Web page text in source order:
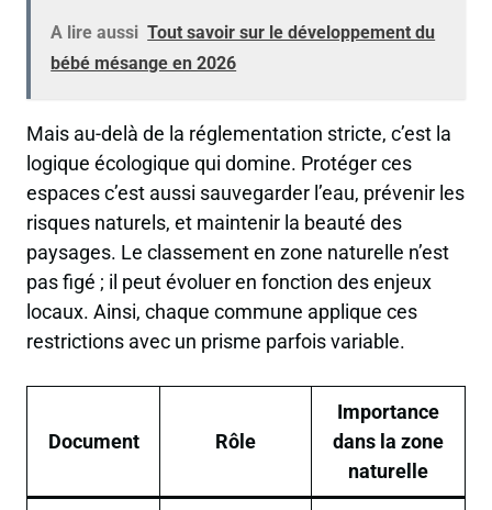
A lire aussi Tout savoir sur le développement du
bébé mésange en 2026
Mais au-delà de la réglementation stricte, c’est la
logique écologique qui domine. Protéger ces
espaces c’est aussi sauvegarder l’eau, prévenir les
risques naturels, et maintenir la beauté des
paysages. Le classement en zone naturelle n’est
pas figé ; il peut évoluer en fonction des enjeux
locaux. Ainsi, chaque commune applique ces
restrictions avec un prisme parfois variable.
Document Rôle
Importance
dans la zone
naturelle